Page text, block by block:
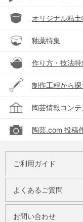
オリジナル粘
釉薬特集
作り方・技法特
制作工程から探
陶芸情報コンテ
陶芸.com 投稿
ご利用ガイド
よくあるご質問
お問い合わせ